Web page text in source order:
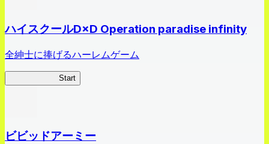
ハイスクールD×D Operation paradise infinity
全紳士に捧げるハーレムゲーム
Start
ビビッドアーミー